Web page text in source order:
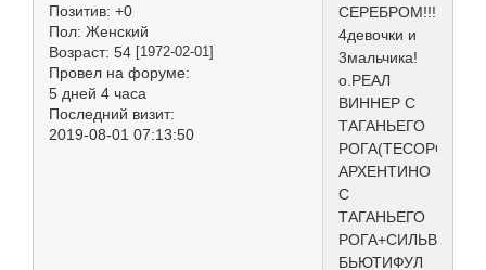
Позитив: +0
Пол: Женский
Возраст: 54 [1972-02-01]
Провел на форуме:
5 дней 4 часа
Последний визит:
2019-08-01 07:13:50
СЕРЕБРОМ!!!
4девочки и
3мальчика!
о.РЕАЛ
ВИННЕР С
ТАГАНЬЕГО
РОГА(ТЕСОРО
АРХЕНТИНО
С
ТАГАНЬЕГО
РОГА+СИЛЬВЕР
БЬЮТИФУЛ